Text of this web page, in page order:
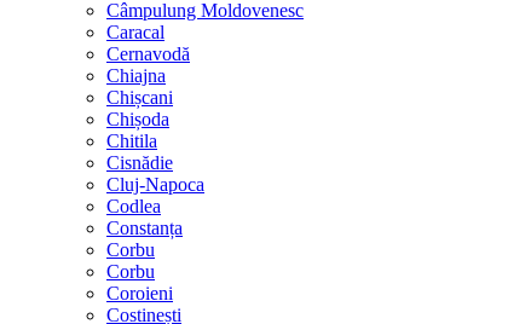
Câmpulung Moldovenesc
Caracal
Cernavodă
Chiajna
Chișcani
Chișoda
Chitila
Cisnădie
Cluj-Napoca
Codlea
Constanța
Corbu
Corbu
Coroieni
Costinești